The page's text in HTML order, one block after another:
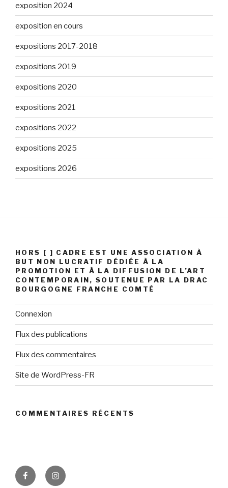
exposition 2024
exposition en cours
expositions 2017-2018
expositions 2019
expositions 2020
expositions 2021
expositions 2022
expositions 2025
expositions 2026
HORS [ ] CADRE EST UNE ASSOCIATION À
BUT NON LUCRATIF DÉDIÉE À LA
PROMOTION ET À LA DIFFUSION DE L’ART
CONTEMPORAIN, SOUTENUE PAR LA DRAC
BOURGOGNE FRANCHE COMTÉ
Connexion
Flux des publications
Flux des commentaires
Site de WordPress-FR
COMMENTAIRES RÉCENTS
facebookinstagram